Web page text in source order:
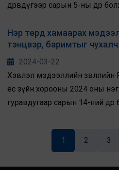
дөрөвдүгээр сарын 5-ны өдөр
Нэр төрд хамаарах
тэнцвэр, баримтыг
санууллаа
2024-03-22
Хэвлэл мэдээллийн
ёс зүйн хорооны 2024 оны
гуравдугаар сарын 14-ний
1 2 3